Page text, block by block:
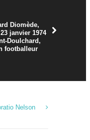
Diomède,
janvier 1974
Doulchard,
footballeur
Nelson